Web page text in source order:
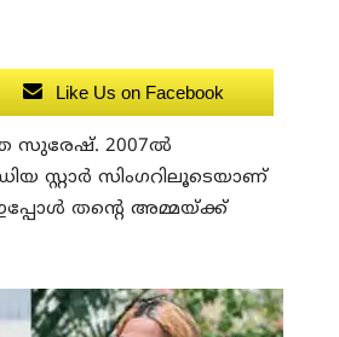
Like Us on Facebook
സുരേഷ്. 2007ല്‍
സ്റ്റാര്‍ സിംഗറിലൂടെയാണ്
തന്റെ അമ്മയ്ക്ക്